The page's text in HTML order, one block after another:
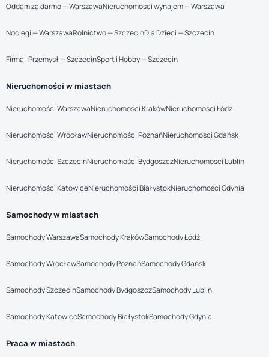
Oddam za darmo — WarszawaNieruchomości wynajem — Warszawa
Noclegi — WarszawaRolnictwo — SzczecinDla Dzieci — Szczecin
Firma i Przemysł — SzczecinSport i Hobby — Szczecin
Nieruchomości w miastach
Nieruchomości WarszawaNieruchomości KrakówNieruchomości Łódź
Nieruchomości WrocławNieruchomości PoznańNieruchomości Gdańsk
Nieruchomości SzczecinNieruchomości BydgoszczNieruchomości Lublin
Nieruchomości KatowiceNieruchomości BiałystokNieruchomości Gdynia
Samochody w miastach
Samochody WarszawaSamochody KrakówSamochody Łódź
Samochody WrocławSamochody PoznańSamochody Gdańsk
Samochody SzczecinSamochody BydgoszczSamochody Lublin
Samochody KatowiceSamochody BiałystokSamochody Gdynia
Praca w miastach